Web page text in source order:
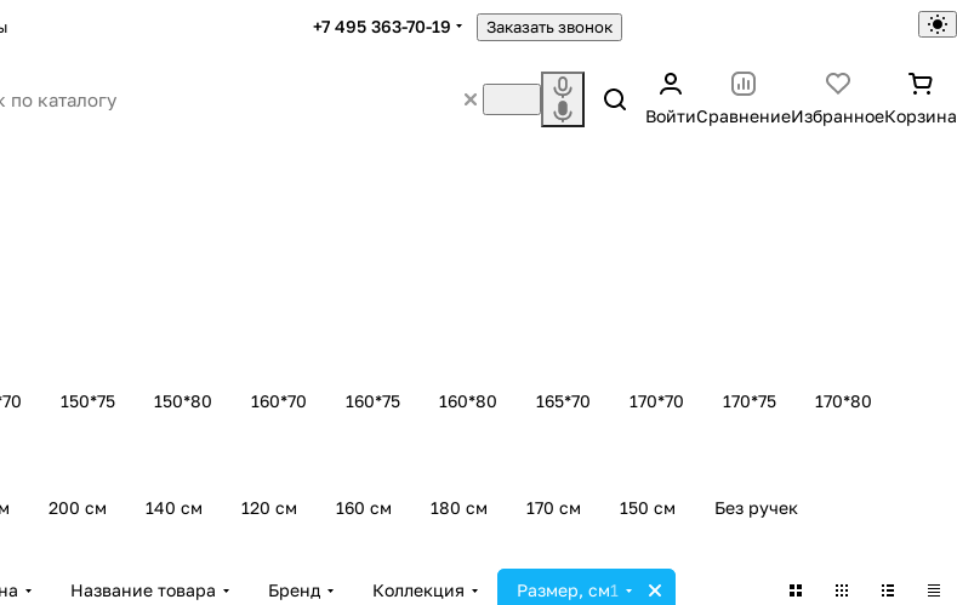
+7 495 363-70-19 Заказать звонок
ВойтиСравнениеИзбранноеКорзина
150*75 150*80 160*70 160*75 160*80 165*70 170*70 170*75 170*80
200 см 140 см 120 см 160 см 180 см 170 см 150 см Без ручек
Название товара Бренд Коллекция Размер, см1